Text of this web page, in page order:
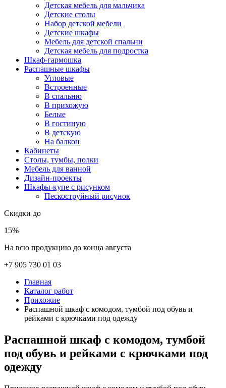
Детская мебель для мальчика
Детские столы
Набор детской мебели
Детские шкафы
Мебель для детской спальни
Детская мебель для подростка
Шкаф-гармошка
Распашные шкафы
Угловые
Встроенные
В спальню
В прихожую
Белые
В гостиную
В детскую
На балкон
Кабинеты
Столы, тумбы, полки
Мебель для ванной
Дизайн-проекты
Шкафы-купе с рисунком
Пескоструйный рисунок
Скидки до
15%
На всю продукцию до конца августа
+7 905 730 01 03
Главная
Каталог работ
Прихожие
Распашной шкаф с комодом, тумбой под обувь и
рейками с крючками под одежду
Распашной шкаф с комодом, тумбой
под обувь и рейками с крючками под
одежду